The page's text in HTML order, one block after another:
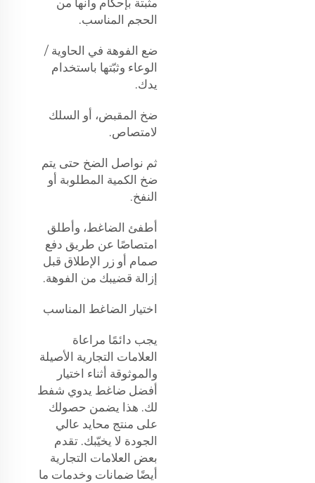
الحجم المناسب.
ضع الفوهة في الحاوية /
الوعاء وثبّتها باستخدام
يدك.
ضخ المقبض، أو السلك
لامتصاص.
ثم نواصل الضخ حتى يتم
ضخ الكمية المطلوبة أو
النفخ.
أطفئ الضاغط، وأطلق
امتصاصًا عن طريق دفع
صمام أو زر الإطلاق قبل
إزالة قضيبك من الفوهة.
اختيار الضاغط المناسب
يجب دائمًا مراعاة
العلامات التجارية الأصيلة
والموثوقة أثناء اختيار
أفضل ضاغط يدوي شفط
لك. هذا يضمن حصولك
على منتج محايد عالي
الجودة لا يخيّبك. تقدم
بعض العلامات التجارية
أيضًا ضمانات وخدمات ما